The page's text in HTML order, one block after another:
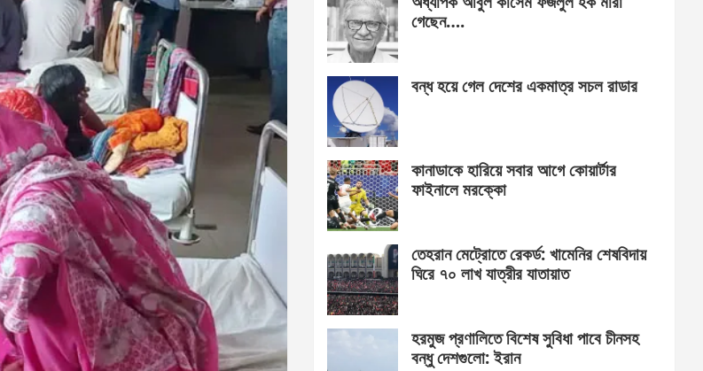
গেছেন….
বন্ধ হয়ে গেল দেশের একমাত্র সচল রাডার
কানাডাকে হারিয়ে সবার আগে কোয়ার্টার
ফাইনালে মরক্কো
তেহরান মেট্রোতে রেকর্ড: খামেনির শেষবিদায়
ঘিরে ৭০ লাখ যাত্রীর যাতায়াত
হরমুজ প্রণালিতে বিশেষ সুবিধা পাবে চীনসহ
বন্ধু দেশগুলো: ইরান